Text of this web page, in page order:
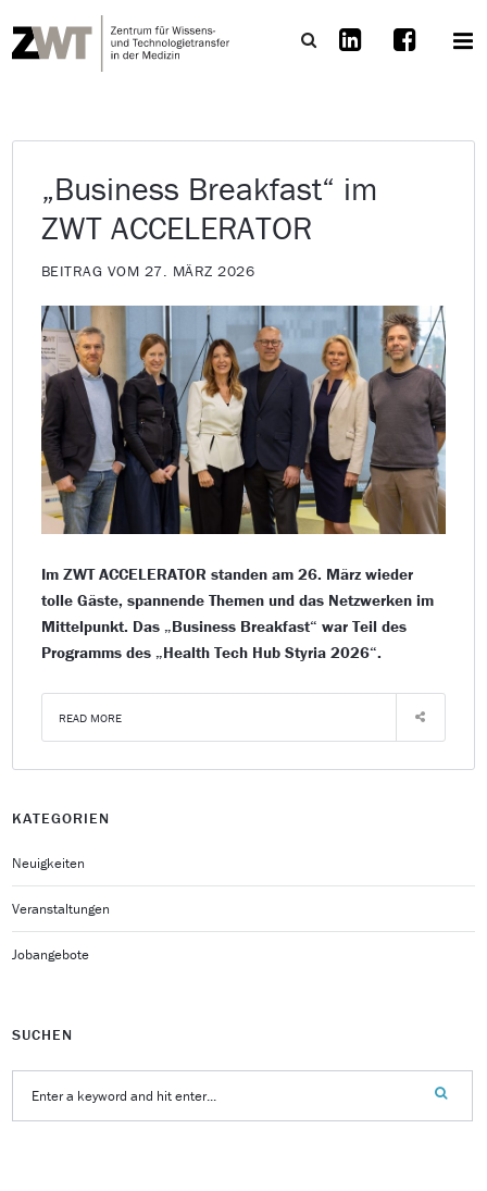
„Business Breakfast“ im
ZWT ACCELERATOR
BEITRAG VOM 27. MÄRZ 2026
Im ZWT ACCELERATOR standen am 26. März wieder
tolle Gäste, spannende Themen und das Netzwerken im
Mittelpunkt. Das „Business Breakfast“ war Teil des
Programms des „Health Tech Hub Styria 2026“.
READ MORE
KATEGORIEN
Neuigkeiten
Veranstaltungen
Jobangebote
SUCHEN